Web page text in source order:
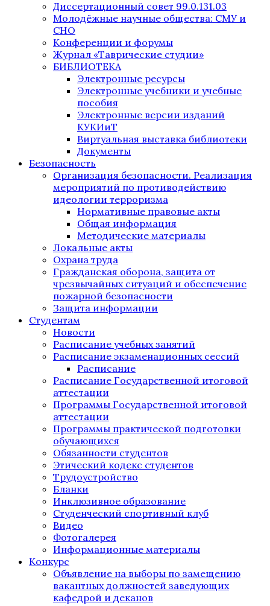
Диссертационный совет 99.0.131.03
Молодёжные научные общества: СМУ и
СНО
Конференции и форумы
Журнал «Таврические студии»
БИБЛИОТЕКА
Электронные ресурсы
Электронные учебники и учебные
пособия
Электронные версии изданий
КУКИиТ
Виртуальная выставка библиотеки
Документы
Безопасность
Организация безопасности. Реализация
мероприятий по противодействию
идеологии терроризма
Нормативные правовые акты
Общая информация
Методические материалы
Локальные акты
Охрана труда
Гражданская оборона, защита от
чрезвычайных ситуаций и обеспечение
пожарной безопасности
Защита информации
Студентам
Новости
Расписание учебных занятий
Расписание экзаменационных сессий
Расписание
Расписание Государственной итоговой
аттестации
Программы Государственной итоговой
аттестации
Программы практической подготовки
обучающихся
Обязанности студентов
Этический кодекс студентов
Трудоустройство
Бланки
Инклюзивное образование
Студенческий спортивный клуб
Видео
Фотогалерея
Информационные материалы
Конкурс
Объявление на выборы по замещению
вакантных должностей заведующих
кафедрой и деканов